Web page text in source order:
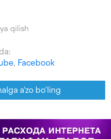
qilish
, Facebook
a'zo bo‘ling